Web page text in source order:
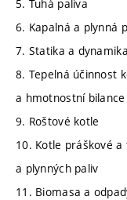
5. Tuhá paliva
6. Kapalná a plynná
7. Statika a
8. Tepelná účinnost
a hmotnostní
9. Roštové kotle
10. Kotle práškové
a plynných paliv
11. Biomasa a